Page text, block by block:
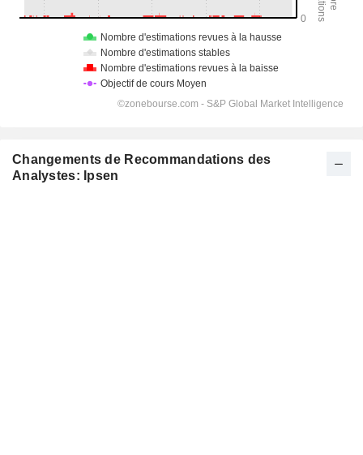
Changements de Recommandations des
Analystes: Ipsen